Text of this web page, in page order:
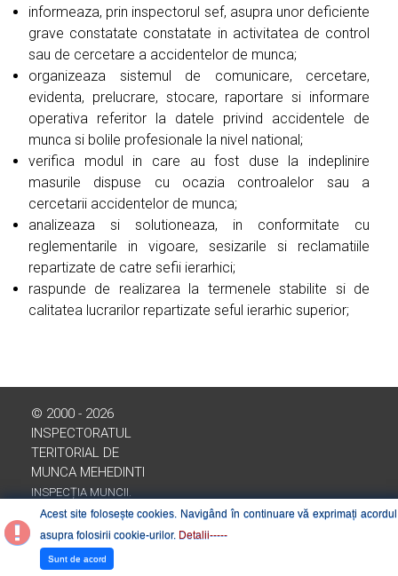
informeaza, prin inspectorul sef, asupra unor deficiente
grave constatate constatate in activitatea de control
sau de cercetare a accidentelor de munca;
organizeaza sistemul de comunicare, cercetare,
evidenta, prelucrare, stocare, raportare si informare
operativa referitor la datele privind accidentele de
munca si bolile profesionale la nivel national;
verifica modul in care au fost duse la indeplinire
masurile dispuse cu ocazia controalelor sau a
cercetarii accidentelor de munca;
analizeaza si solutioneaza, in conformitate cu
reglementarile in vigoare, sesizarile si reclamatiile
repartizate de catre sefii ierarhici;
raspunde de realizarea la termenele stabilite si de
calitatea lucrarilor repartizate seful ierarhic superior;
© 2000 - 2026
INSPECTORATUL
TERITORIAL DE
MUNCA MEHEDINTI
INSPECȚIA MUNCII.
ROMÂNIA
Acest site folosește cookies. Navigând în continuare vă exprimați acordul
asupra folosirii cookie-urilor. Detalii-----
Sunt de acord